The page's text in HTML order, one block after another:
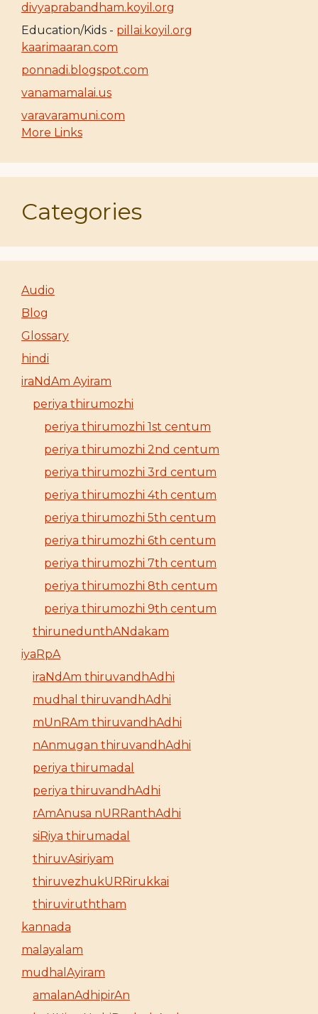
divyaprabandham.koyil.org
Education/Kids - pillai.koyil.org
kaarimaaran.com
ponnadi.blogspot.com
vanamamalai.us
varavaramuni.com
More Links
Categories
Audio
Blog
Glossary
hindi
iraNdAm Ayiram
periya thirumozhi
periya thirumozhi 1st centum
periya thirumozhi 2nd centum
periya thirumozhi 3rd centum
periya thirumozhi 4th centum
periya thirumozhi 5th centum
periya thirumozhi 6th centum
periya thirumozhi 7th centum
periya thirumozhi 8th centum
periya thirumozhi 9th centum
thirunedunthANdakam
iyaRpA
iraNdAm thiruvandhAdhi
mudhal thiruvandhAdhi
mUnRAm thiruvandhAdhi
nAnmugan thiruvandhAdhi
periya thirumadal
periya thiruvandhAdhi
rAmAnusa nURRanthAdhi
siRiya thirumadal
thiruvAsiriyam
thiruvezhukURRirukkai
thiruviruththam
kannada
malayalam
mudhalAyiram
amalanAdhipirAn